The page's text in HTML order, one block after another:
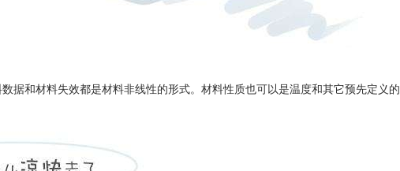
据和材料失效都是材料非线性的形式。材料性质也可以是温度和其它预先定义的